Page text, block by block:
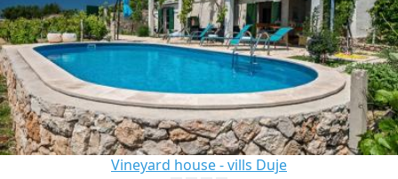
Vineyard house - vills Duje